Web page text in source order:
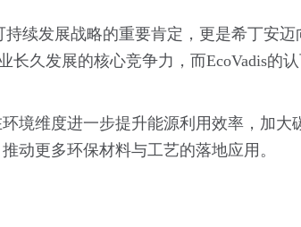
续发展战略的重要肯定，更是希丁安
久发展的核心竞争力，而EcoVadis的
境维度进一步提升能源利用效率，加大
动更多环保材料与工艺的落地应用。